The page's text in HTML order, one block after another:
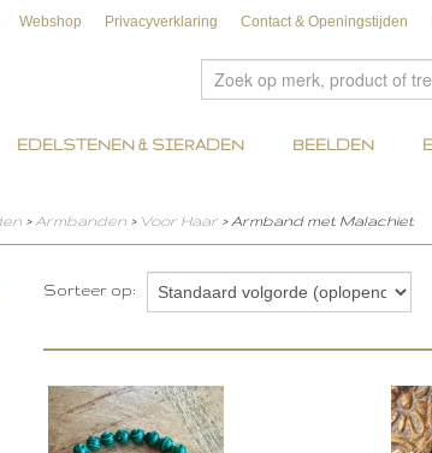
Webshop Privacyverklaring Contact & Openingstijden
EDELSTENEN & SIERADEN BEELDEN
> Armbanden > Voor Haar > Armband met Malachiet
Sorteer op: